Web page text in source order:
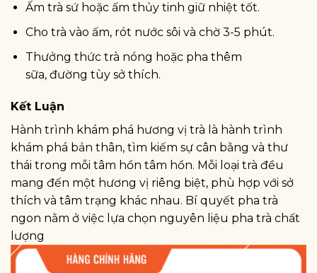
Ấm trà sứ hoặc ấm thủy tinh giữ nhiệt tốt.
Cho trà vào ấm, rót nước sôi và chờ 3-5 phút.
Thưởng thức trà nóng hoặc pha thêm
sữa, đường tùy sở thích.
Kết Luận
Hành trình khám phá hương vị trà là hành trình
khám phá bản thân, tìm kiếm sự cân bằng và thư
thái trong mỗi tâm hồn tâm hồn. Mỗi loại trà đều
mang đến một hương vị riêng biệt, phù hợp với sở
thích và tâm trạng khác nhau. Bí quyết pha trà
ngon nằm ở việc lựa chọn nguyên liệu pha trà chất
lượng